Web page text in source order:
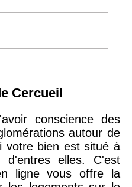
11 322 €
11 141 €
Cercueil
conscience des
autour de
votre bien est situé à
d'entres elles. C'est
ligne vous offre la